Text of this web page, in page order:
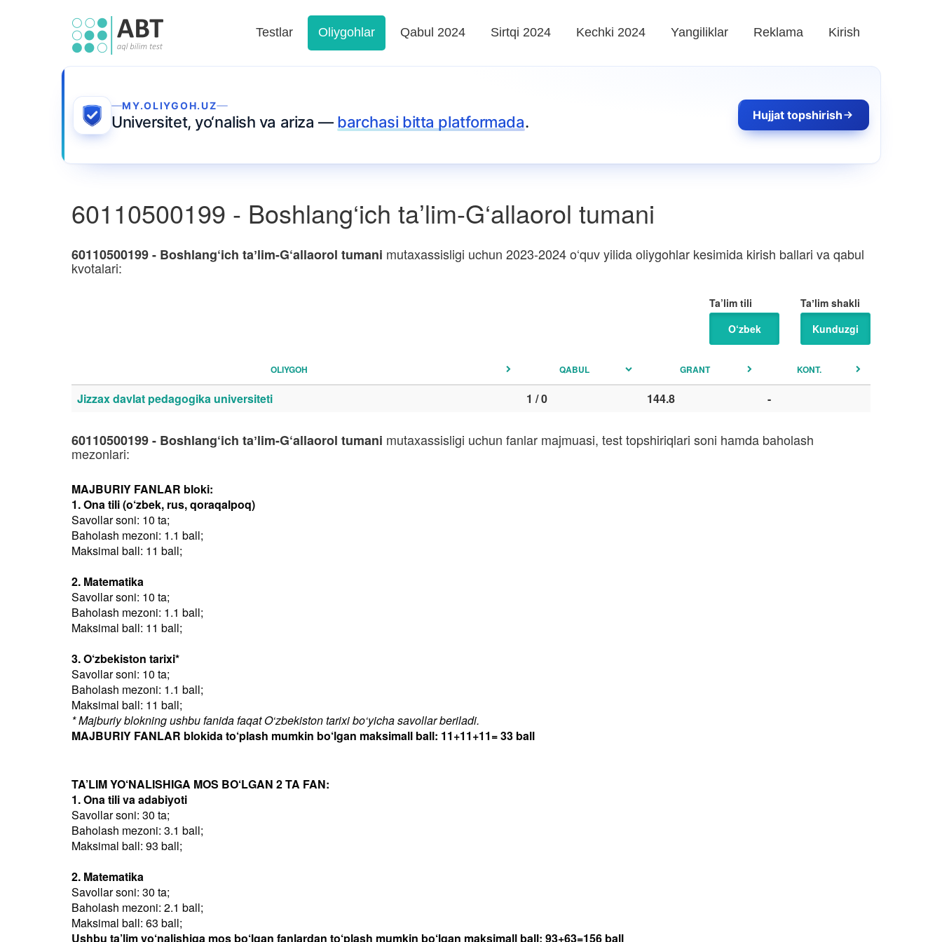
Testlar Oliygohlar Qabul 2024 Sirtqi 2024 Kechki 2024 Yangiliklar Reklama Kirish
MY.OLIYGOH.UZ
Universitet, yo‘nalish va ariza — barchasi bitta platformada. Hujjat topshirish
60110500199 - Boshlang‘ich taʼlim-G‘allaorol tumani
60110500199 - Boshlang‘ich taʼlim-G‘allaorol tumani mutaxassisligi uchun 2023-2024 o‘quv yilida oliygohlar kesimida kirish ballari va qabul
kvotalari:
Taʼlim shakli
Kunduzgi
Ta’lim tili
O‘zbek
OLIYGOH QABUL GRANT KONT.
Jizzax davlat pedagogika universiteti 1 / 0 144.8 -
60110500199 - Boshlang‘ich taʼlim-G‘allaorol tumani mutaxassisligi uchun fanlar majmuasi, test topshiriqlari soni hamda baholash
mezonlari:
MAJBURIY FANLAR bloki:
1. Ona tili (o‘zbek, rus, qoraqalpoq)
Savollar soni: 10 ta;
Baholash mezoni: 1.1 ball;
Maksimal ball: 11 ball;
2. Matematika
Savollar soni: 10 ta;
Baholash mezoni: 1.1 ball;
Maksimal ball: 11 ball;
3. O‘zbekiston tarixi*
Savollar soni: 10 ta;
Baholash mezoni: 1.1 ball;
Maksimal ball: 11 ball;
* Majburiy blokning ushbu fanida faqat O‘zbekiston tarixi bo‘yicha savollar beriladi.
MAJBURIY FANLAR blokida to‘plash mumkin bo‘lgan maksimall ball: 11+11+11= 33 ball
TA’LIM YO‘NALISHIGA MOS BO‘LGAN 2 TA FAN:
1. Ona tili va adabiyoti
Savollar soni: 30 ta;
Baholash mezoni: 3.1 ball;
Maksimal ball: 93 ball;
2. Matematika
Savollar soni: 30 ta;
Baholash mezoni: 2.1 ball;
Maksimal ball: 63 ball;
Ushbu ta’lim yo‘nalishiga mos bo‘lgan fanlardan to‘plash mumkin bo‘lgan maksimall ball: 93+63=156 ball